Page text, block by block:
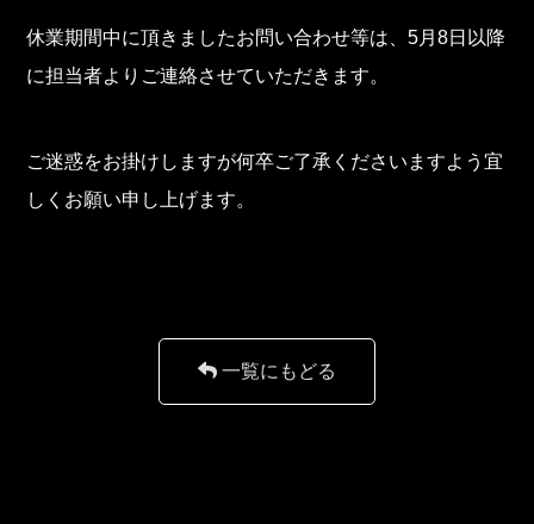
休業期間中に頂きましたお問い合わせ等は、5月8日以降
に担当者よりご連絡させていただきます。
ご迷惑をお掛けしますが何卒ご了承くださいますよう宜
しくお願い申し上げます。
一覧にもどる